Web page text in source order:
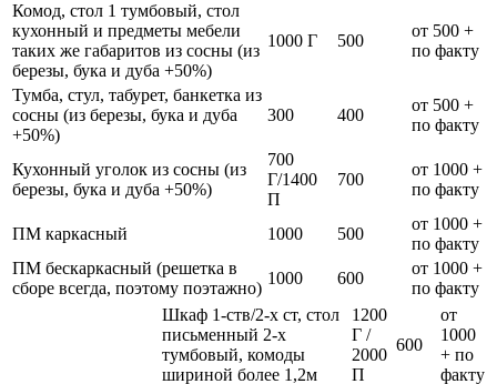
Комод, стол 1 тумбовый, стол
кухонный и предметы мебели
таких же габаритов из сосны (из
березы, бука и дуба +50%)
1000 Г 500
от 500 +
по факту
Тумба, стул, табурет, банкетка из
сосны (из березы, бука и дуба
+50%)
300 400
от 500 +
по факту
Кухонный уголок из сосны (из
березы, бука и дуба +50%)
700
Г/1400
П
700
от 1000 +
по факту
ПМ каркасный 1000 500
от 1000 +
по факту
ПМ бескаркасный (решетка в
сборе всегда, поэтому поэтажно)
1000 600
от 1000 +
по факту
Шкаф 1-ств/2-х ст, стол
письменный 2-х
тумбовый, комоды
шириной более 1,2м
1200
Г /
2000
П
600
от
1000
+ по
факту